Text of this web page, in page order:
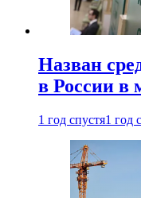
Назван
в России в
1 год спустя1 год